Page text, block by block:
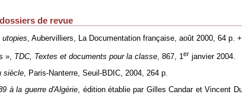
de revue
, Aubervilliers, La Documentation française, août 2000, 64 p.
», TDC, Textes et documents pour la classe, 867, 1er janvier 2004.
siècle, Paris-Nanterre, Seuil-BDIC, 2004, 264 p.
à la guerre d'Algérie, édition établie par Gilles Candar et Vincent